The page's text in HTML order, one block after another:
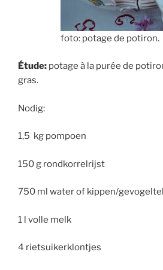
foto: potage de potiron.
Étude: potage à la purée de
gras.
Nodig:
1,5 kg pompoen
150 g rondkorrelrijst
750 ml water of kippen/
1 l volle melk
4 rietsuikerklontjes